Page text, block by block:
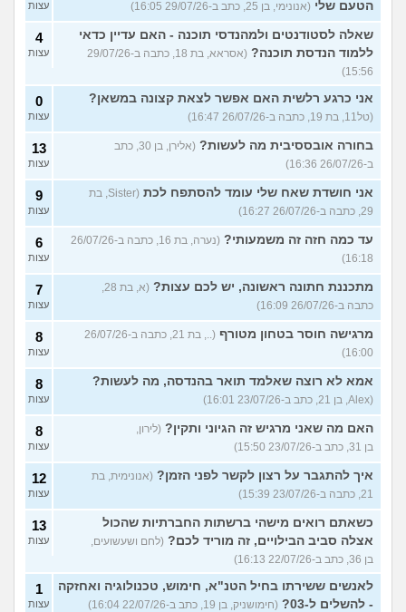
הטעם שלי (אנונימי, בן 25, כתב ב-29/07/26 16:05) עצות
שאלה לסטודנטים ולמהנדסי תוכנה - האם עדיין כדאי
ללמוד הנדסת תוכנה?
(אסראא, בת 18, כתבה ב-29/07/26
15:56)
4
עצות
אני כרגע רלשית האם אפשר לצאת קצונה במשאן?
(טל11, בת 19, כתבה ב-26/07/26 16:47)
0
עצות
בחורה אובססיבית מה לעשות?
(אלירן, בן 30, כתב
ב-26/07/26 16:36)
13
עצות
אני חושדת שאח שלי עומד להסתפח לכת
(Sister, בת
29, כתבה ב-26/07/26 16:27)
9
עצות
עד כמה חזה זה משמעותי?
(נערה, בת 16, כתבה ב-26/07/26
16:18)
6
עצות
מתכננת חתונה ראשונה, יש לכם עצות?
(א, בת 28,
כתבה ב-26/07/26 16:09)
7
עצות
מרגישה חוסר בטחון מטורף
(.., בת 21, כתבה ב-26/07/26
16:00)
8
עצות
אמא לא רוצה שאלמד תואר בהנדסה, מה לעשות?
(Alex, בן 21, כתב ב-23/07/26 16:01)
8
עצות
האם מה שאני מרגיש זה הגיוני ותקין? (לירון,
בן 31, כתב ב-23/07/26 15:50)
8
עצות
איך להתגבר על רצון לקשר לפני הזמן? (אנונימית, בת
21, כתבה ב-23/07/26 15:39)
12
עצות
כשאתם רואים מישהי ברשתות החברתיות שהכול
אצלה סביב הבילויים, זה מוריד לכם? (לחם ושעשועים,
בן 36, כתב ב-22/07/26 16:13)
13
עצות
לאנשים ששירתו בחיל הטנ"א, חימוש, טכנולוגיה ואחזקה
- להשלים ל-03?
(חימושניק, בן 19, כתב ב-22/07/26 16:04)
1
עצות